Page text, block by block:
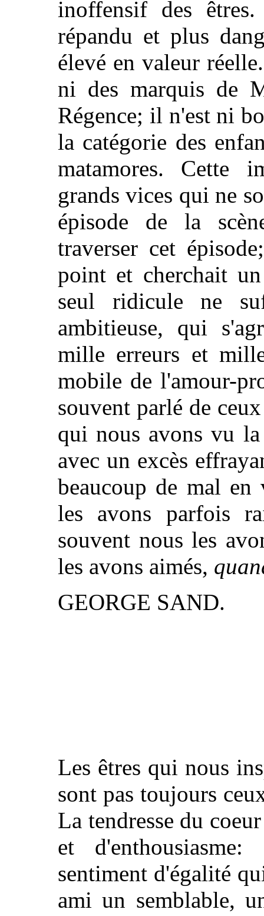
inoffensif des
répandu et plus
élevé en valeur
ni des marquis de
Régence; il n'est ni
la catégorie des
matamores. Cette
grands vices qui ne
épisode de la
traverser cet
point et cherchait
seul ridicule ne
ambitieuse, qui
mille erreurs et
mobile de l'amour-
souvent parlé de
qui nous avons vu
avec un excès
beaucoup de mal
les avons parfois
souvent nous les
les avons aimés,
GEORGE SAND.
Les êtres qui nous
sont pas toujours
La tendresse du
et
sentiment d'égalité
ami un semblable,